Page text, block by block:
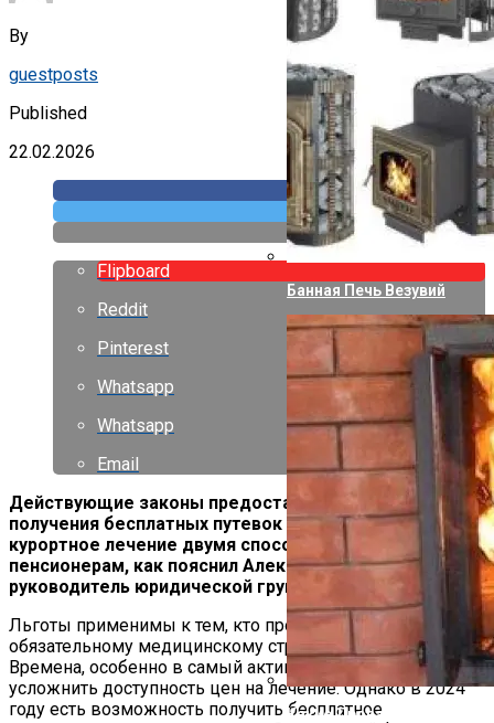
Банная Печь Везувий
Какие Дрова Лучше Для
By
guestposts
Published
22.02.2026
Flipboard
Reddit
Pinterest
Whatsapp
Whatsapp
Email
Действующие законы предоставляют возможность
получения бесплатных путевок на санаторно-
курортное лечение двумя способами, не только
пенсионерам, как пояснил Александр Бударагин,
руководитель юридической группы
Льготы применимы к тем, кто проходит лечение по
обязательному медицинскому страхованию (ОМС).
Времена, особенно в самый активный сезон, могут
усложнить доступность цен на лечение. Однако в 2024
году есть возможность получить бесплатное